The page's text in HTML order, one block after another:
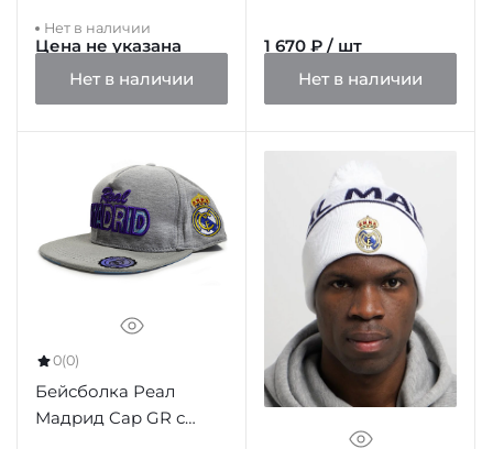
Нет в наличии
Цена не указана
Нет в наличии
1 670 ₽ / шт
Нет в наличии
0(0)
Бейсболка Реал
Мадрид Cap GR с